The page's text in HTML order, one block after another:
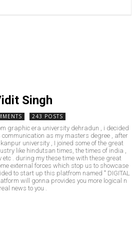
Singh
243 POSTS
graphic era university dehradun , i decided
as my masters degree , after
university , I joined some of the great
like hindutsan times, the times of india ,
. during my these time with these great
external forces which stop us to showcase
to start up this platfrom named " DIGITAL
will gonna provides you more logical n
real news to you .